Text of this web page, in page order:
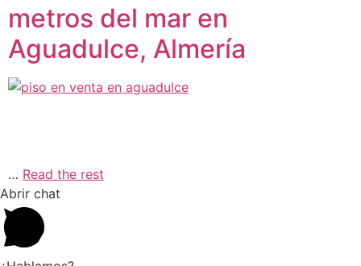
metros del mar en
Aguadulce, Almería
… Read the rest
Abrir chat